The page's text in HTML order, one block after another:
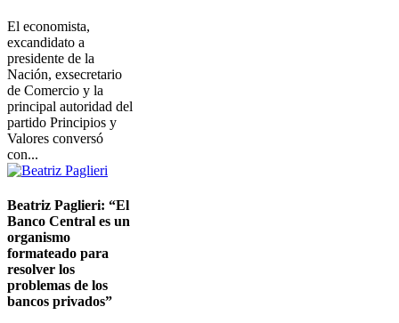
El economista,
excandidato a
presidente de la
Nación, exsecretario
de Comercio y la
principal autoridad del
partido Principios y
Valores conversó
con...
Imagen
Beatriz Paglieri: “El
Banco Central es un
organismo
formateado para
resolver los
problemas de los
bancos privados”